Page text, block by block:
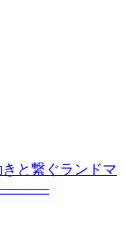
と繋ぐランドマ